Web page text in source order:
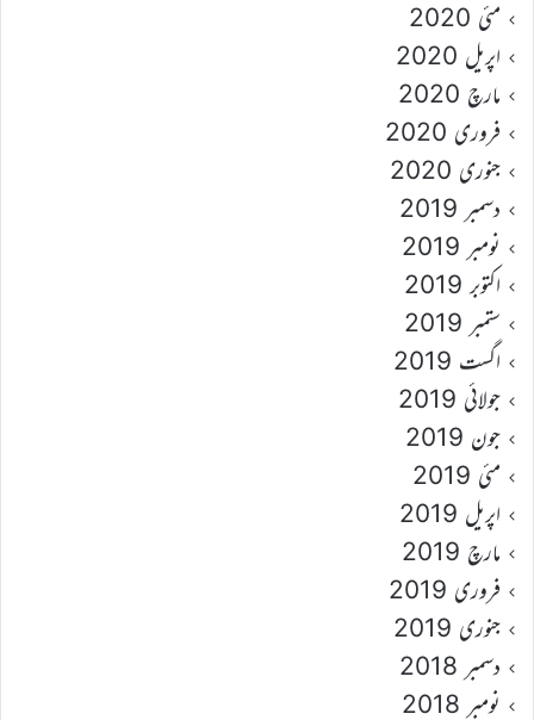
مئی 2020
اپریل 2020
مارچ 2020
فروری 2020
جنوری 2020
دسمبر 2019
نومبر 2019
اکتوبر 2019
ستمبر 2019
اگست 2019
جولائی 2019
جون 2019
مئی 2019
اپریل 2019
مارچ 2019
فروری 2019
جنوری 2019
دسمبر 2018
نومبر 2018